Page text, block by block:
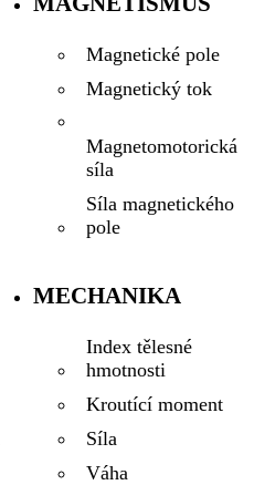
Magnetické pole
Magnetický tok
Magnetomotorická
síla
Síla magnetického
pole
MECHANIKA
Index tělesné
hmotnosti
Kroutící moment
Síla
Váha